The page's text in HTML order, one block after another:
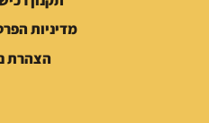
מדיניות
הצהרת